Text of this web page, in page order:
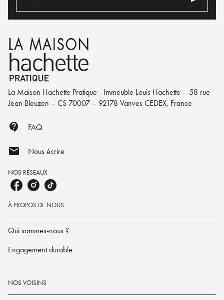
La Maison Hachette Pratique - Immeuble Louis Hachette – 58 rue
Jean Bleuzen – CS 70007 – 92178 Vanves CEDEX, France
contact_support FAQ
mail Nous écrire
NOS RÉSEAUX
À PROPOS DE NOUS
Qui sommes-nous ?
Engagement durable
NOS VOISINS